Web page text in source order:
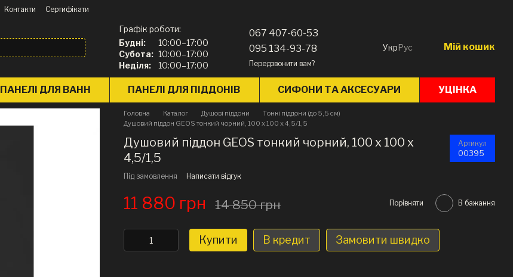
Контакти
Сертифікати
Графік роботи:
Будні:
10:00–17:00
Субота: 10:00–17:00
Неділя:
10:00–17:00
067 407-60-53
095 134-93-78
Передзвонити вам?
УкрРус Мій кошик
ПАНЕЛІ ДЛЯ ВАНН ПАНЕЛІ ДЛЯ ПІДДОНІВ СИФОНИ ТА АКСЕСУАРИ УЦІНКА
Головна Каталог Душові піддони
Тонкі піддони (до 5,5 см)
Душовий піддон GEOS тонкий чорний, 100 x 100 х 4,5/1,5
Душовий піддон GEOS тонкий чорний, 100 x 100 х
4,5/1,5
Артикул
00395
Під замовлення Написати відгук
11 880 грн 14 850 грн Порівняти В бажання
Купити В кредит Замовити швидко